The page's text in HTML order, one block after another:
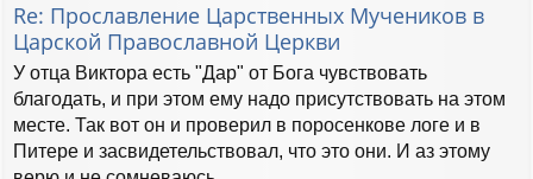
Re: Прославление Царственных Мучеников в
Царской Православной Церкви
У отца Виктора есть "Дар" от Бога чувствовать
благодать, и при этом ему надо присутствовать на этом
месте. Так вот он и проверил в поросенкове логе и в
Питере и засвидетельствовал, что это они. И аз этому